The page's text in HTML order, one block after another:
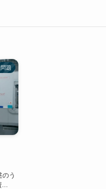
題
う